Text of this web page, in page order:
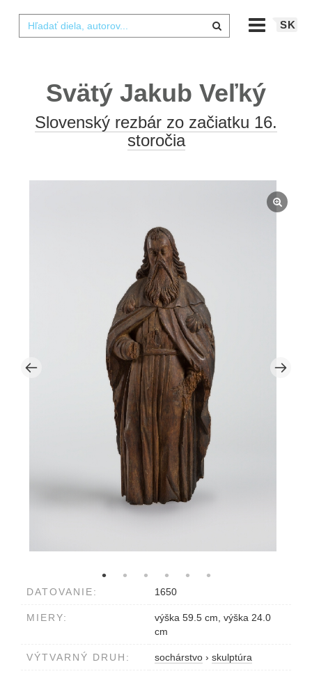
SK
Svätý Jakub Veľký
Slovenský rezbár zo začiatku 16.
storočia
DATOVANIE: 1650
MIERY:
výška 59.5 cm, výška 24.0
cm
VÝTVARNÝ DRUH: sochárstvo › skulptúra